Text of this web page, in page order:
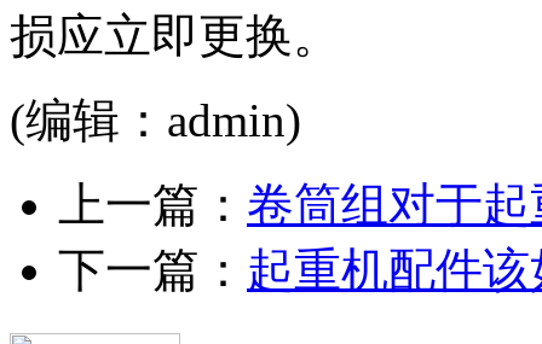
损应立即更换。
(编辑：admin)
上一篇： 卷筒组对于
下一篇： 起重机配件